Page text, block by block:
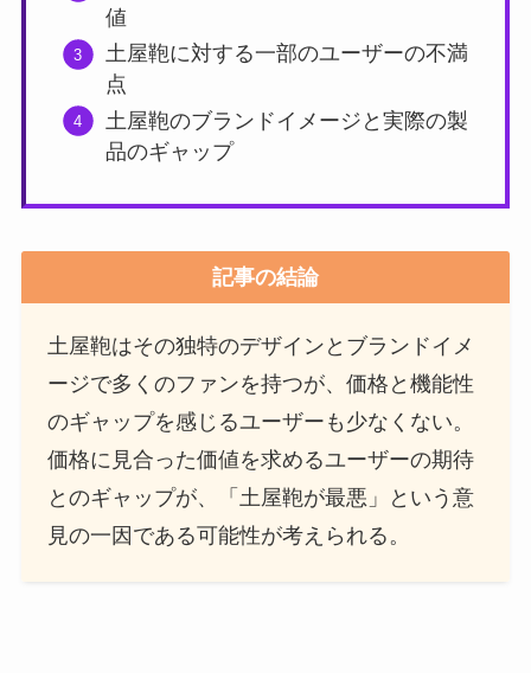
値
土屋鞄に対する一部のユーザーの不満
点
土屋鞄のブランドイメージと実際の製
品のギャップ
記事の結論
土屋鞄はその独特のデザインとブランドイメ
ージで多くのファンを持つが、価格と機能性
のギャップを感じるユーザーも少なくない。
価格に見合った価値を求めるユーザーの期待
とのギャップが、「土屋鞄が最悪」という意
見の一因である可能性が考えられる。